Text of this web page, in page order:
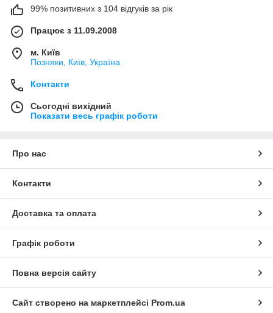
99% позитивних з 104 відгуків за рік
Працює з 11.09.2008
м. Київ
Позняки, Київ, Україна
Контакти
Сьогодні вихідний
Показати весь графік роботи
Про нас
Контакти
Доставка та оплата
Графік роботи
Повна версія сайту
Сайт створено на маркетплейсі Prom.ua